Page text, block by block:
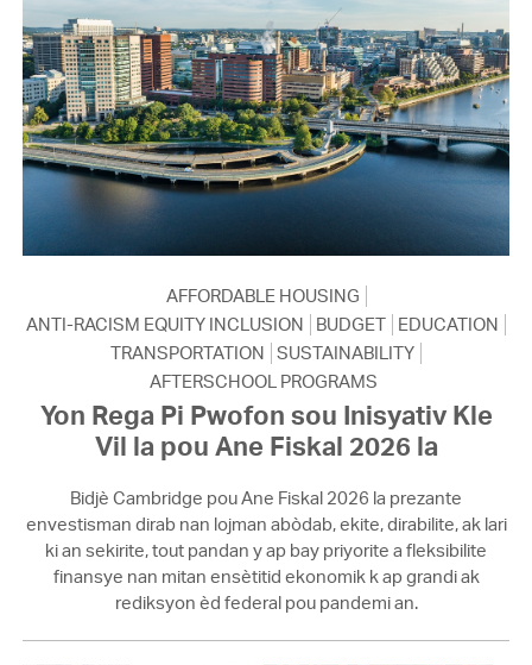
AFFORDABLE HOUSING
ANTI-RACISM EQUITY INCLUSION
BUDGET EDUCATION
TRANSPORTATION SUSTAINABILITY
AFTERSCHOOL PROGRAMS
Yon Rega Pi Pwofon sou Inisyativ Kle
Vil la pou Ane Fiskal 2026 la
Bidjè Cambridge pou Ane Fiskal 2026 la prezante
envestisman dirab nan lojman abòdab, ekite, dirabilite, ak lari
ki an sekirite, tout pandan y ap bay priyorite a fleksibilite
finansye nan mitan ensètitid ekonomik k ap grandi ak
rediksyon èd federal pou pandemi an.